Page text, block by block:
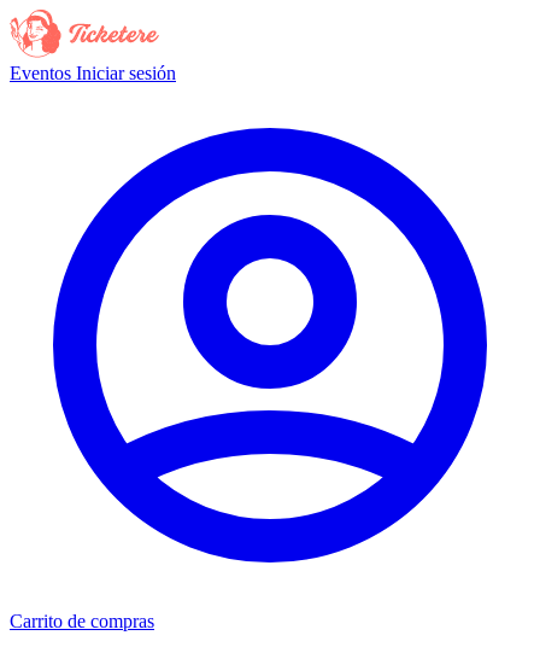
Eventos Iniciar sesión
Carrito de compras